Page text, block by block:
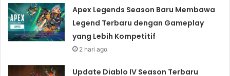
Apex Legends Season Baru Membawa
Legend Terbaru dengan Gameplay
yang Lebih Kompetitif
2 hari ago
Update Diablo IV Season Terbaru